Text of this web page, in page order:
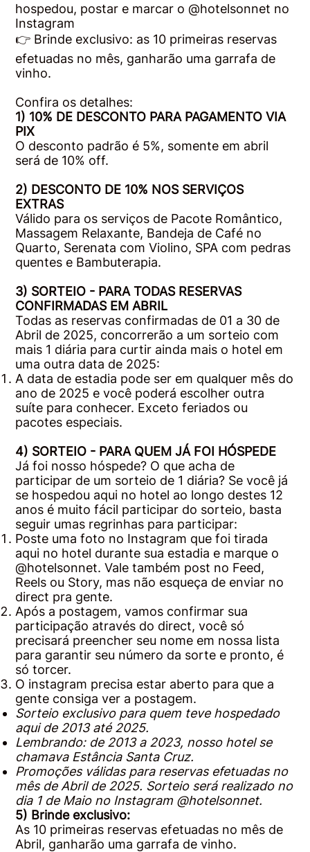
hospedou, postar e marcar o @hotelsonnet no
Instagram
👉 Brinde exclusivo: as 10 primeiras reservas
efetuadas no mês, ganharão uma garrafa de
vinho.
Confira os detalhes:
1) 10% DE DESCONTO PARA PAGAMENTO VIA
PIX
O desconto padrão é 5%, somente em abril
será de 10% off.
2) DESCONTO DE 10% NOS SERVIÇOS
EXTRAS
Válido para os serviços de Pacote Romântico,
Massagem Relaxante, Bandeja de Café no
Quarto, Serenata com Violino, SPA com pedras
quentes e Bambuterapia.
3) SORTEIO - PARA TODAS RESERVAS
CONFIRMADAS EM ABRIL
Todas as reservas confirmadas de 01 a 30 de
Abril de 2025, concorrerão a um sorteio com
mais 1 diária para curtir ainda mais o hotel em
uma outra data de 2025:
A data de estadia pode ser em qualquer mês do
ano de 2025 e você poderá escolher outra
suíte para conhecer. Exceto feriados ou
pacotes especiais.
4) SORTEIO - PARA QUEM JÁ FOI HÓSPEDE
Já foi nosso hóspede? O que acha de
participar de um sorteio de 1 diária? Se você já
se hospedou aqui no hotel ao longo destes 12
anos é muito fácil participar do sorteio, basta
seguir umas regrinhas para participar:
Poste uma foto no Instagram que foi tirada
aqui no hotel durante sua estadia e marque o
@hotelsonnet. Vale também post no Feed,
Reels ou Story, mas não esqueça de enviar no
direct pra gente.
Após a postagem, vamos confirmar sua
participação através do direct, você só
precisará preencher seu nome em nossa lista
para garantir seu número da sorte e pronto, é
só torcer.
O instagram precisa estar aberto para que a
gente consiga ver a postagem.
Sorteio exclusivo para quem teve hospedado
aqui de 2013 até 2025.
Lembrando: de 2013 a 2023, nosso hotel se
chamava Estância Santa Cruz.
Promoções válidas para reservas efetuadas no
mês de Abril de 2025. Sorteio será realizado no
dia 1 de Maio no Instagram @hotelsonnet.
5) Brinde exclusivo:
As 10 primeiras reservas efetuadas no mês de
Abril, ganharão uma garrafa de vinho.